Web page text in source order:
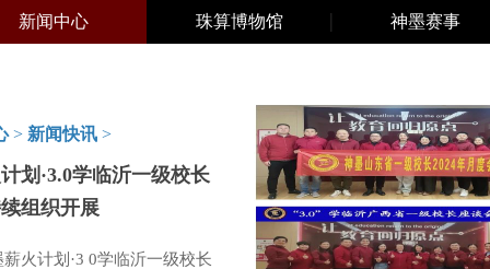
新闻中心 珠算博物馆 神墨赛事
> 新闻快讯 >
划·3.0学临沂一级校长
组织开展
火计划·3 0学临沂一级校长